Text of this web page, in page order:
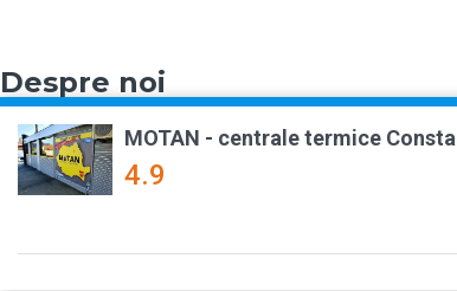
Despre noi
MOTAN - centrale termice
4.9